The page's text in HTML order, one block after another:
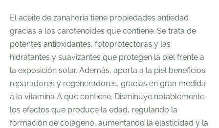
El aceite de zanahoria tiene propiedades antiedad
gracias a los carotenoides que contiene. Se trata de
potentes antioxidantes, fotoprotectoras y las
hidratantes y suavizantes que protegen la piel frente a
la exposición solar. Además, aporta a la piel beneficios
reparadores y regeneradores, gracias en gran medida
a la vitamina A que contiene. Disminuye notablemente
los efectos que produce la edad, regulando la
formación de colágeno, aumentando la elasticidad y la